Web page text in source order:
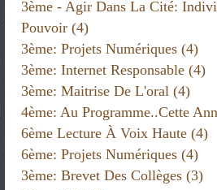
3ème - Agir Dans La Cité:
Pouvoir (4)
3ème: Projets Numériques (4)
3ème: Internet Responsable (4)
3ème: Maitrise De L'oral (4)
4ème: Au Programme..cette
6ème Lecture À Voix Haute (4)
6ème: Projets Numériques (4)
3ème: Brevet Des Collèges (3)